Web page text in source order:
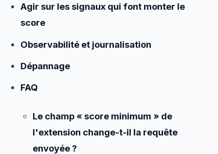
Agir sur les signaux qui font monter le
score
Observabilité et journalisation
Dépannage
FAQ
Le champ « score minimum » de
l'extension change-t-il la requête
envoyée ?